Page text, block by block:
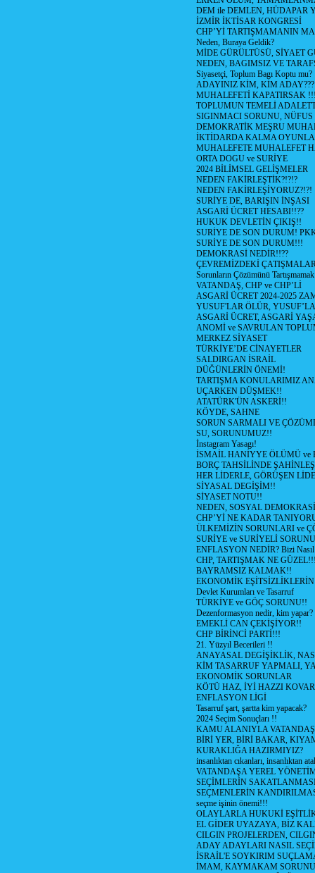
DEM ile DEMLEN, HÜDAPAR
İZMİR İKTİSAR KONGRESİ
CHP’Yİ TARTIŞMAMANIN
Neden, Buraya Geldik?
MİDE GÜRÜLTÜSÜ, SİYAET
NEDEN, BAGIMSIZ VE
Siyasetçi, Toplum Bagı Koptu mu?
ADAYINIZ KİM, KİM ADAY???
MUHALEFETİ KAPATIRSAK
TOPLUMUN TEMELİ
SIGINMACI SORUNU,
DEMOKRATİK MEŞRU
İKTİDARDA KALMA
MUHALEFETE MUHALEFET
ORTA DOGU ve SURİYE
2024 BİLİMSEL GELİŞMELER
NEDEN FAKİRLEŞTİK?!?!?
NEDEN FAKİRLEŞİYORUZ?!?!
SURİYE DE, BARIŞIN İNŞASI
ASGARİ ÜCRET HESABI!!??
HUKUK DEVLETİN ÇIKIŞ!!
SURİYE DE SON DURUM!
SURİYE DE SON DURUM!!!
DEMOKRASİ NEDİR!!??
ÇEVREMİZDEKİ
Sorunların Çözümünü
VATANDAŞ, CHP ve CHP’Lİ
ASGARİ ÜCRET 2024-2025
YUSUF'LAR ÖLÜR,
ASGARİ ÜCRET, ASGARİ
ANOMİ ve SAVRULAN
MERKEZ SİYASET
TÜRKİYE’DE CİNAYETLER
SALDIRGAN İSRAİL
DÜĞÜNLERİN ÖNEMİ!
TARTIŞMA KONULARIMIZ
UÇARKEN DÜŞMEK!!
ATATÜRK'ÜN ASKERİ!!
KÖYDE, SAHNE
SORUN SARMALI VE
SU, SORUNUMUZ!!
İnstagram Yasagı!
İSMAİL HANİYYE ÖLÜMÜ ve
BORÇ TAHSİLİNDE
HER LİDERLE, GÖRÜŞEN
SİYASAL DEGİŞİM!!
SİYASET NOTU!!
NEDEN, SOSYAL
CHP’Yİ NE KADAR
ÜLKEMİZİN SORUNLARI ve
SURİYE ve SURİYELİ
ENFLASYON NEDİR? Bizi
CHP, TARTIŞMAK NE
BAYRAMSIZ KALMAK!!
EKONOMİK
Devlet Kurumları ve Tasarruf
TÜRKİYE ve GÖÇ SORUNU!!
Dezenformasyon nedir, kim yapar?
EMEKLİ CAN ÇEKİŞİYOR!!
CHP BİRİNCİ PARTİ!!!
21. Yüzyıl Becerileri !!
ANAYASAL DEGİŞİKLİK,
KİM TASARRUF YAPMALI,
EKONOMİK SORUNLAR
KÖTÜ HAZ, İYİ HAZZI
ENFLASYON LİGİ
Tasarruf şart, şartta kim yapacak?
2024 Seçim Sonuçları !!
KAMU ALANIYLA
BİRİ YER, BİRİ BAKAR,
KURAKLIĞA HAZIRMIYIZ?
insanlıktan cıkanları, insanlıktan
VATANDAŞA YEREL
SEÇİMLERİN
SEÇMENLERİN
seçme işinin önemi!!!
OLAYLARLA HUKUKİ
EL GİDER UYAZAYA, BİZ
CILGIN PROJELERDEN,
ADAY ADAYLARI NASIL
İSRAİL'E SOYKIRIM
İMAM, KAYMAKAM SORUNU